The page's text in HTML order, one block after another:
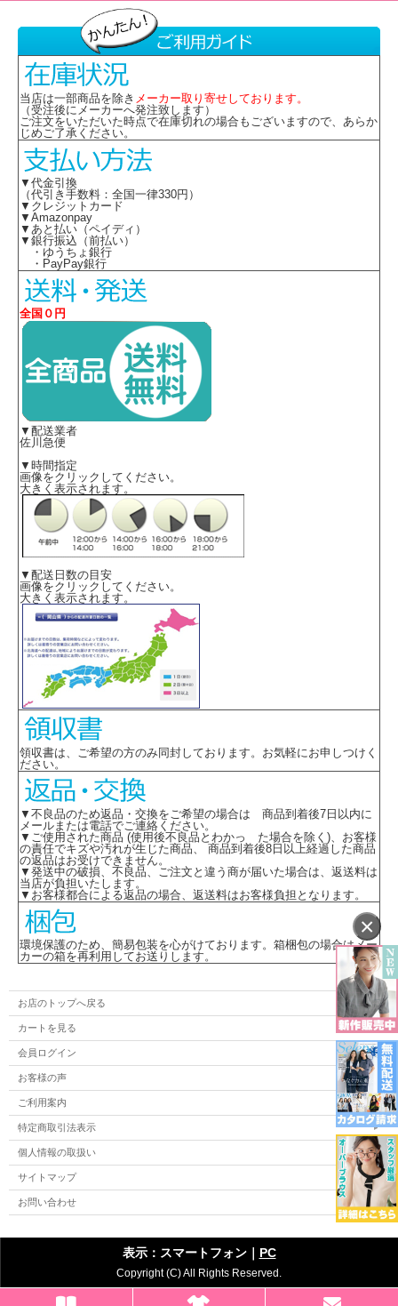
※取り寄せ商品、在庫有無、納期後日連絡
★ 関連シリーズを全て見る
×
当店は一部商品を除き メーカー取り寄せしております。
（受注後にメーカーへ発注致します）
ご注文をいただいた時点で在庫切れの場合もございますので、あらか
じめご了承ください。
▼代金引換
（代引き手数料：全国一律330円）
▼クレジットカード
▼Amazonpay
▼あと払い（ペイディ）
▼銀行振込（前払い）
・ゆうちょ銀行
・PayPay銀行
全国０円
▼配送業者
佐川急便
▼時間指定
画像をクリックしてください。
大きく表示されます。
▼配送日数の目安
画像をクリックしてください。
大きく表示されます。
領収書は、ご希望の方のみ同封しております。お気軽にお申しつけく
ださい。
▼不良品のため返品・交換をご希望の場合は 商品到着後7日以内に
メールまたは電話でご連絡ください。
▼ご使用された商品 (使用後不良品とわかっ た場合を除く)、お客様
の責任でキズや汚れが生じた商品、 商品到着後8日以上経過した商品
の返品はお受けできません。
▼発送中の破損、不良品、ご注文と違う商が届いた場合は、返送料は
当店が負担いたします。
▼お客様都合による返品の場合、返送料はお客様負担となります。
環境保護のため、簡易包装を心がけております。箱梱包の場合はメー
カーの箱を再利用してお送りします。
お店のトップへ戻る
カートを見る
会員ログイン
お客様の声
ご利用案内
特定商取引法表示
個人情報の取扱い
サイトマップ
お問い合わせ
表示：スマートフォン｜ PC
Copyright (C) All Rights Reserved.